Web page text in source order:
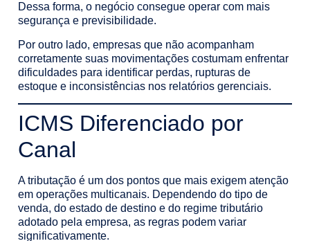
Dessa forma, o negócio consegue operar com mais
segurança e previsibilidade.
Por outro lado, empresas que não acompanham
corretamente suas movimentações costumam enfrentar
dificuldades para identificar perdas, rupturas de
estoque e inconsistências nos relatórios gerenciais.
ICMS Diferenciado por
Canal
A tributação é um dos pontos que mais exigem atenção
em operações multicanais. Dependendo do tipo de
venda, do estado de destino e do regime tributário
adotado pela empresa, as regras podem variar
significativamente.